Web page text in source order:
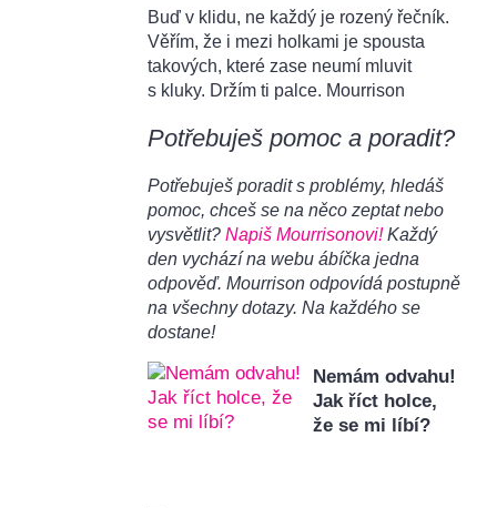
Buď v klidu, ne každý je rozený řečník.
Věřím, že i mezi holkami je spousta
takových, které zase neumí mluvit
s kluky. Držím ti palce. Mourrison
Potřebuješ pomoc a poradit?
Potřebuješ poradit s problémy, hledáš
pomoc, chceš se na něco zeptat nebo
vysvětlit? Napiš Mourrisonovi!Každý
den vychází na webu ábíčka jedna
odpověď. Mourrison odpovídá postupně
na všechny dotazy. Na každého se
dostane!
Nemám odvahu!
Jak říct holce,
že se mi líbí?